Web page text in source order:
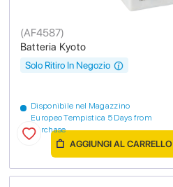
Batteria Kyoto
(AF4587)
Disponibile nel Magazzino
Europeo Tempistica 5 Days from
purchase
Solo Ritiro In Negozio
AGGIUNGI AL CARRELLO